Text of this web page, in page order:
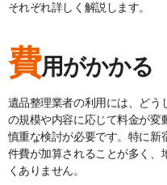
それぞれ詳しく解説します。
費用がかかる
遺品整理業者の利用には、どう
の規模や内容に応じて料金が変
慎重な検討が必要です。特に新
件費が加算されることが多く、
くありません。